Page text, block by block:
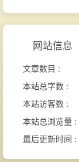
网站信息
文章数目 :
本站总字数 :
本站访客数 :
本站总浏览量 :
最后更新时间 :